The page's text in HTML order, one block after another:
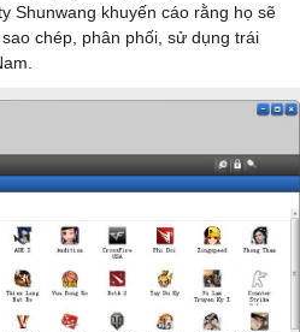
Shunwang khuyến cáo rằng họ sẽ
chép, phân phối, sử dụng trái